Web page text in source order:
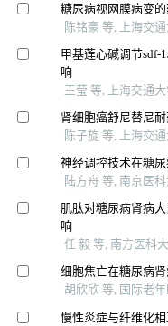
糖尿病视网膜病变
陈铭豪 等, 上海交
甲基莲心碱调节sdf-
响
王莹 等, 上海交通
肾细胞癌舒尼替尼
陈子旋 等, 上海交
神经调控技术在糖
陆方舟 等, 南京医
肌肽对糖尿病肾病
响
任 毅 等, 南方医科
细胞焦亡在糖尿病
胡欣欣 等, 国际老
慢性炎症与纤维化